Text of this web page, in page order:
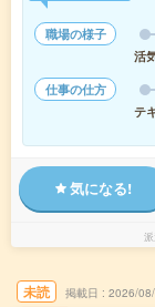
職場の様子
活
仕事の仕方
テ
気になる!
未読 掲載日 2026/